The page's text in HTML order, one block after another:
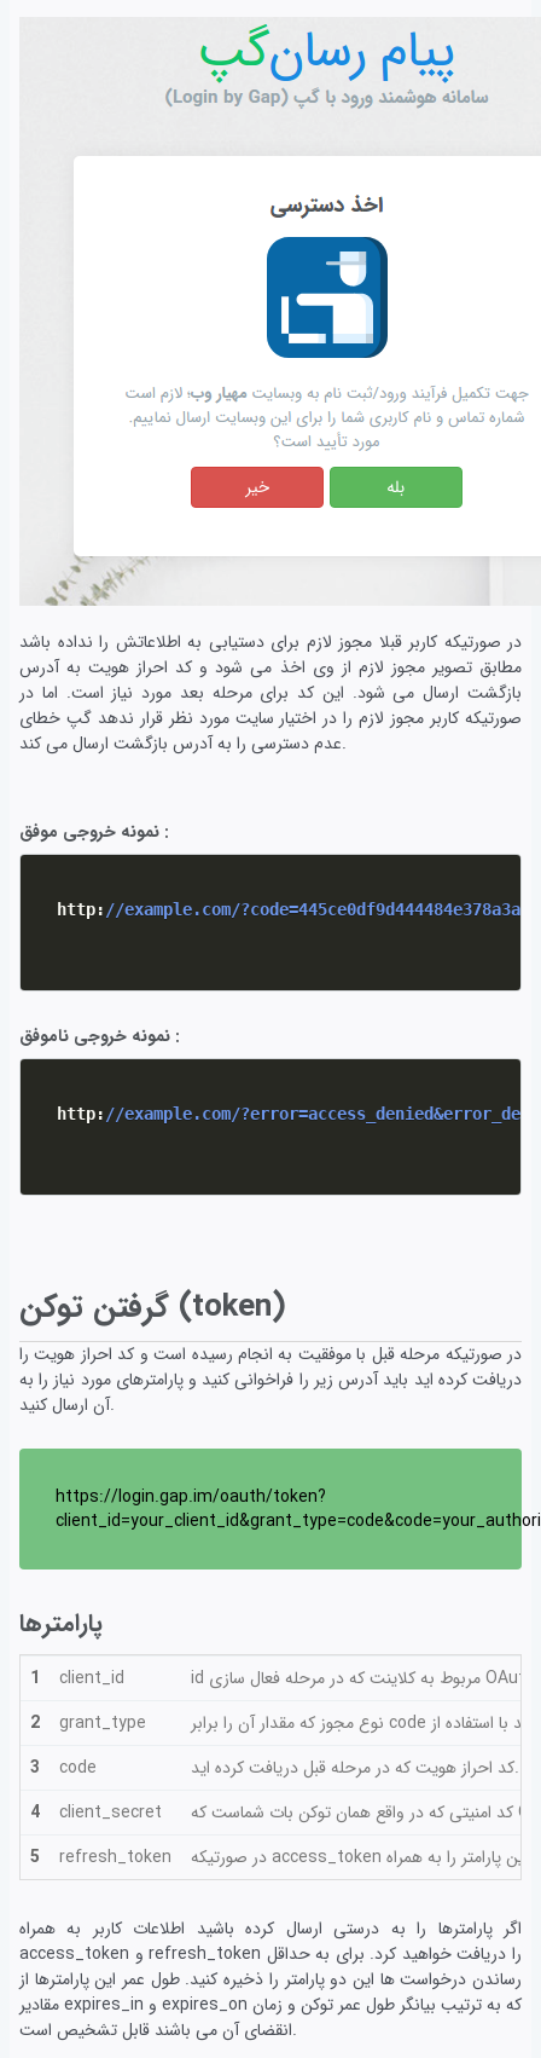
در صورتیکه کاربر قبلا مجوز لازم برای دستیابی به اطلاعاتش را نداده باشد
مطابق تصویر مجوز لازم از وی اخذ می شود و کد احراز هویت به آدرس
بازگشت ارسال می شود. این کد برای مرحله بعد مورد نیاز است. اما در
صورتیکه کاربر مجوز لازم را در اختیار سایت مورد نظر قرار ندهد گپ خطای
عدم دسترسی را به آدرس بازگشت ارسال می کند.
نمونه خروجی موفق :
  http
: //example.com/
نمونه خروجی ناموفق :
  http
: //example.com/
گرفتن توکن (token)
در صورتیکه مرحله قبل با موفقیت به انجام رسیده است و کد احراز هویت را
دریافت کرده اید باید آدرس زیر را فراخوانی کنید و پارامترهای مورد نیاز را به
آن ارسال کنید.
https://login.gap.im/oauth/token?
پارامترها
1
client_id
2
grant_type
3
code
کد احراز هویت که در مرحله قبل دریافت کرده اید.
4
client_secret
5
refresh_token
اگر پارامترها را به درستی ارسال کرده باشید اطلاعات کاربر به همراه
access_token و refresh_token را دریافت خواهید کرد. برای به حداقل
رساندن درخواست ها این دو پارامتر را ذخیره کنید. طول عمر این پارامترها از
مقادیر expires_in و expires_on که به ترتیب بیانگر طول عمر توکن و زمان
انقضای آن می باشند قابل تشخیص است.